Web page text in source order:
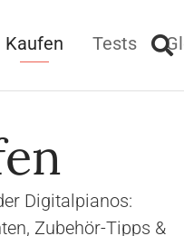
Kaufen Tests
Digitalpianos:
Zubehör-Tipps &